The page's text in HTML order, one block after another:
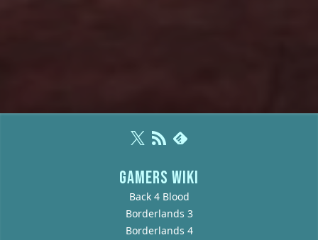
GAMERS WIKI
Back 4 Blood
Borderlands 3
Borderlands 4